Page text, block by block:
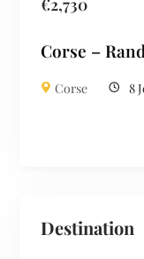
€2,730
Corse –
Corse 8
Destination